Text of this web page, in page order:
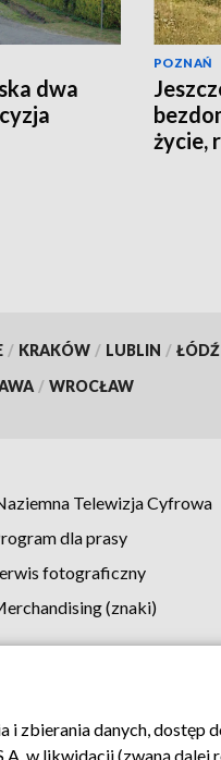
dwa
POZNAŃ
życie,
/ KRAKÓW / LUBLIN / ŁÓDŹ
/ WROCŁAW
Telewizja Cyfrowa
dla prasy
fotograficzny
(znaki)
reklamy Kontakt
zbierania danych, dostęp
w likwidacji (zwaną dalej